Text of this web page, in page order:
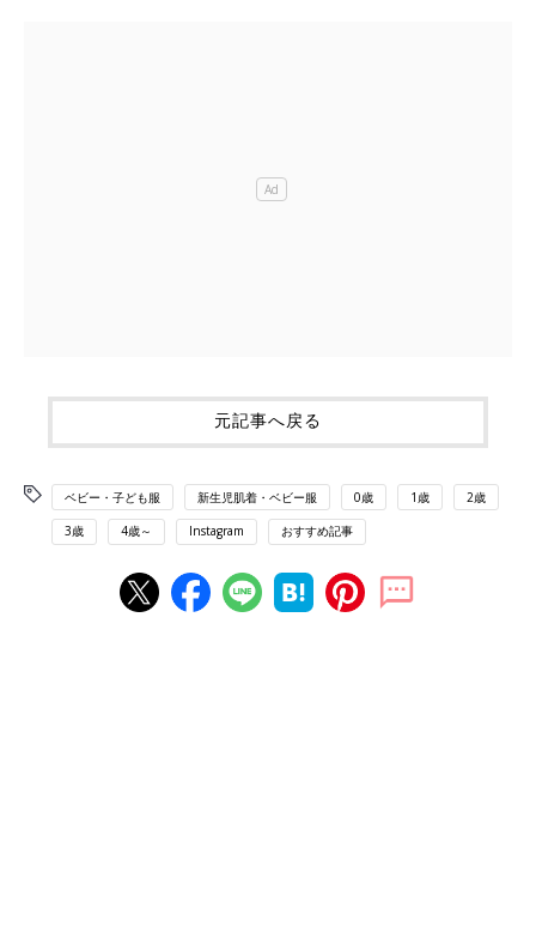
元記事へ戻る
ベビー・子ども服 新生児肌着・ベビー服 0歳 1歳 2歳
3歳 4歳～ Instagram おすすめ記事